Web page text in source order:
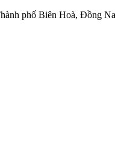
phố Biên Hoà, Đồng